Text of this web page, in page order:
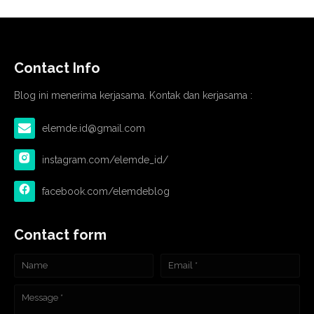
Contact Info
Blog ini menerima kerjasama. Kontak dan kerjasama :
elemde.id@gmail.com
instagram.com/elemde_id/
facebook.com/elemdeblog
Contact form